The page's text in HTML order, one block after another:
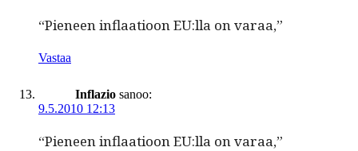
“Pie­neen inflaa­tioon EU:lla on varaa,”
Vastaa
Inflazio sanoo:
9.5.2010 12:13
“Pie­neen inflaa­tioon EU:lla on varaa,”